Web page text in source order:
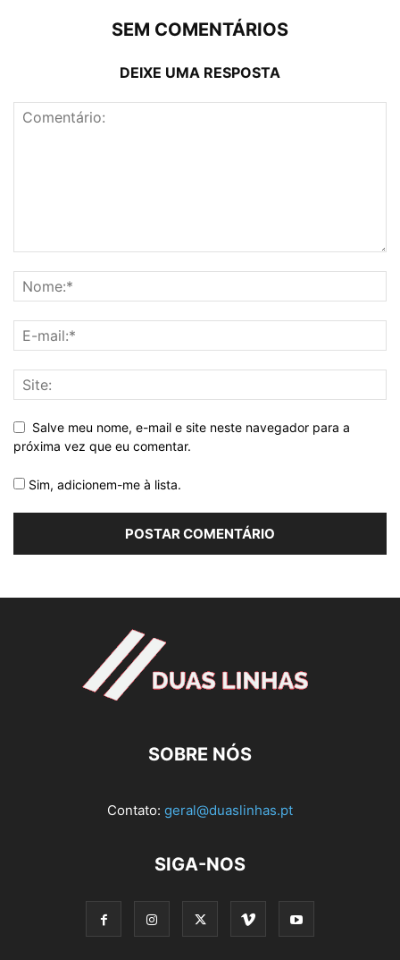
SEM COMENTÁRIOS
DEIXE UMA RESPOSTA
Salve meu nome, e-mail e site neste navegador para a
próxima vez que eu comentar.
Sim, adicionem-me à lista.
SOBRE NÓS
Contato: geral@duaslinhas.pt
SIGA-NOS